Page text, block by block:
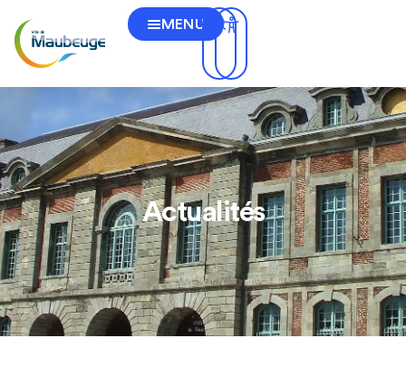
MENU
Actualités